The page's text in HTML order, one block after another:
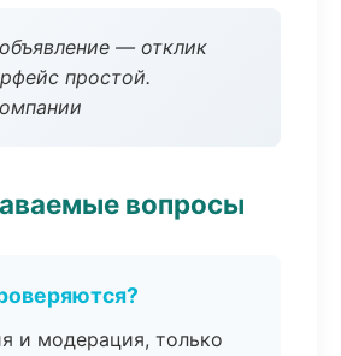
— отклик
простой.
вопросы
и модерация, только